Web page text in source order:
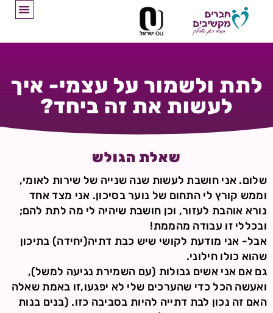
לתת ולשמור על עצמי- איך
לעשות את זה ביחד?
שאלת הגולש
שלום. אני חושבת לעשות שנה שנייה של שירות לאומי,
וממש קורץ לי התחום של נוער בסיכון. אני מצד אחד
נורא אוהבת לעזור, וכן חושבת שיהיה לי מה לתת להם;
ובכללי זו עבודה מהממת!
אבל- אני מודעת לקושי שיש כבת דתיה(יחידה) בתיכון
שהוא כולו חילוני.
גם אם אני אשים גבולות (עם השמירת נגיעה למשל),
ואעשה הכל כדי שהערכים שלי לא יפגעו,זו באמת שאלה
האם זה נכון לבת דתייה להיות בסביבה כזו. (בנים בנות